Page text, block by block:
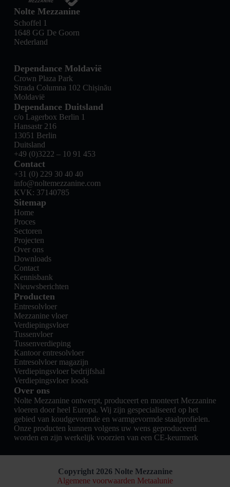
Nolte Mezzanine
Schoffel 1
1648 GG De Goorn
Nederland
Dependance Moldavië
Crown Plaza Park
Strada Columna 102 Chișinău
Moldavië
Sitemap
Home
Proces
Sectoren
Projecten
Over ons
Downloads
Contact
Kennisbank
Nieuwsberichten
Producten
Entresolvloer
Mezzanine vloer
Verdiepingsvloer
Tussenvloer
Tussenverdieping
Kantoor entresolvloer
Entresolvloer magazijn
Verdiepingsvloer bedrijfshal
Verdiepingsvloer loods
Over ons
Nolte Mezzanine ontwerpt, produceert en monteert Mezzanine
vloeren door heel Europa. Wij zijn gespecialiseerd op het
gebied van koudgevormde en warmgevormde staalprofielen.
Onze producten kunnen volgens uw wens geproduceerd
worden en zijn werkelijk voorzien van een CE-keurmerk
Dependance Duitsland
c/o Lagerbox Berlin 1
Hansastr 216
13051 Berlin
Duitsland
+49 (0)3222 – 10 91 453
Contact
+31 (0) 229 30 40 40
info@noltemezzanine.com
KVK: 37140785
Copyright 2026 Nolte Mezzanine
Algemene voorwaarden Metaalunie